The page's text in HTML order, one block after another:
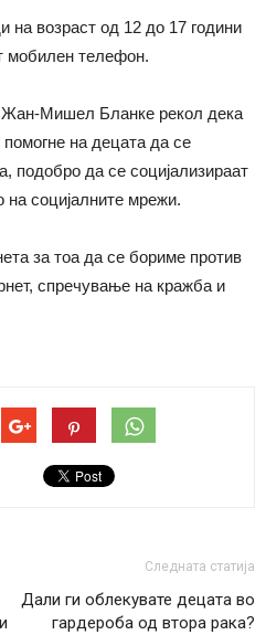
на возраст од 12 до 17 години
мобилен телефон.
Жан-Мишел Бланке рекол дека
на децата да се
подобро да се социјализираат
на социјалните мрежи.
за тоа да се бориме против
спречување на кражба и
Следната статија
Дали ги облекувате децата во
гардероба од втора рака?